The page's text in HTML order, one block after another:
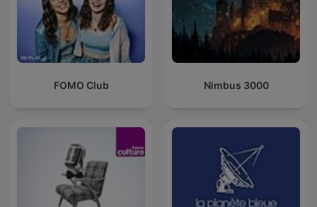
FOMO Club Nimbus 3000